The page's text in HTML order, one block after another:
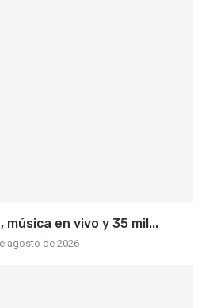
música en vivo y 35 mil...
agosto de 2026